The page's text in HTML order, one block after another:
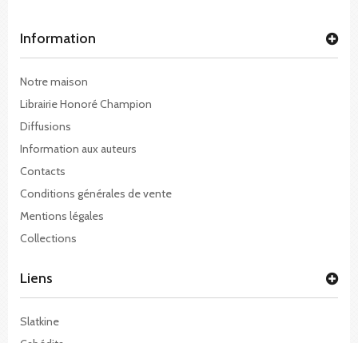
Information
Notre maison
Librairie Honoré Champion
Diffusions
Information aux auteurs
Contacts
Conditions générales de vente
Mentions légales
Collections
Liens
Slatkine